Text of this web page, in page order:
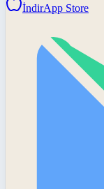
İndirApp Store